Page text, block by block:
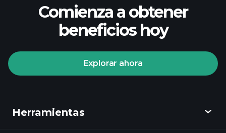
Playtrade Tournaments
Comienza a obtener
beneficios hoy
Explorar ahora
Herramientas